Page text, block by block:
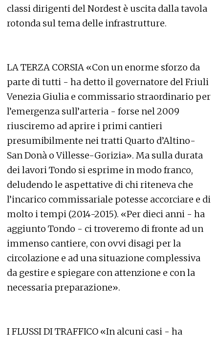
classi dirigenti del Nordest è uscita dalla tavola
rotonda sul tema delle infrastrutture.
LA TERZA CORSIA «Con un enorme sforzo da
parte di tutti - ha detto il governatore del Friuli
Venezia Giulia e commissario straordinario per
l’emergenza sull’arteria - forse nel 2009
riusciremo ad aprire i primi cantieri
presumibilmente nei tratti Quarto d’Altino-
San Donà o Villesse-Gorizia». Ma sulla durata
dei lavori Tondo si esprime in modo franco,
deludendo le aspettative di chi riteneva che
l’incarico commissariale potesse accorciare e di
molto i tempi (2014-2015). «Per dieci anni - ha
aggiunto Tondo - ci troveremo di fronte ad un
immenso cantiere, con ovvi disagi per la
circolazione e ad una situazione complessiva
da gestire e spiegare con attenzione e con la
necessaria preparazione».
I FLUSSI DI TRAFFICO «In alcuni casi - ha